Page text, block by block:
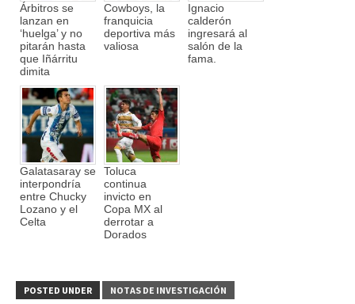
Árbitros se
lanzan en
‘huelga’ y no
pitarán hasta
que Iñárritu
dimita
Cowboys, la
franquicia
deportiva más
valiosa
Ignacio
calderón
ingresará al
salón de la
fama.
Galatasaray se
interpondría
entre Chucky
Lozano y el
Celta
Toluca
continua
invicto en
Copa MX al
derrotar a
Dorados
POSTED UNDER NOTAS DE INVESTIGACIÓN